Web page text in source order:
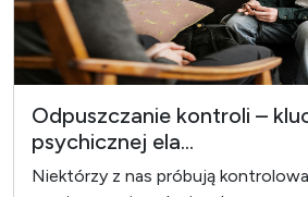
Odpuszczanie kontroli –
psychicznej ela...
Niektórzy z nas próbują